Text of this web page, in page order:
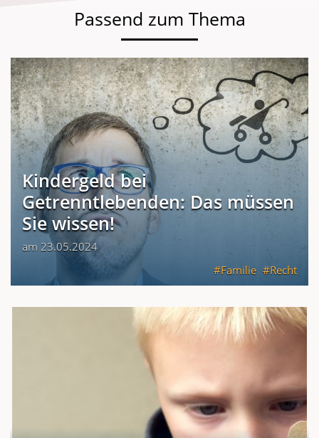
Passend zum Thema
Kindergeld bei
Getrenntlebenden: Das müssen
Sie wissen!
am 23.05.2024
Familie
Recht